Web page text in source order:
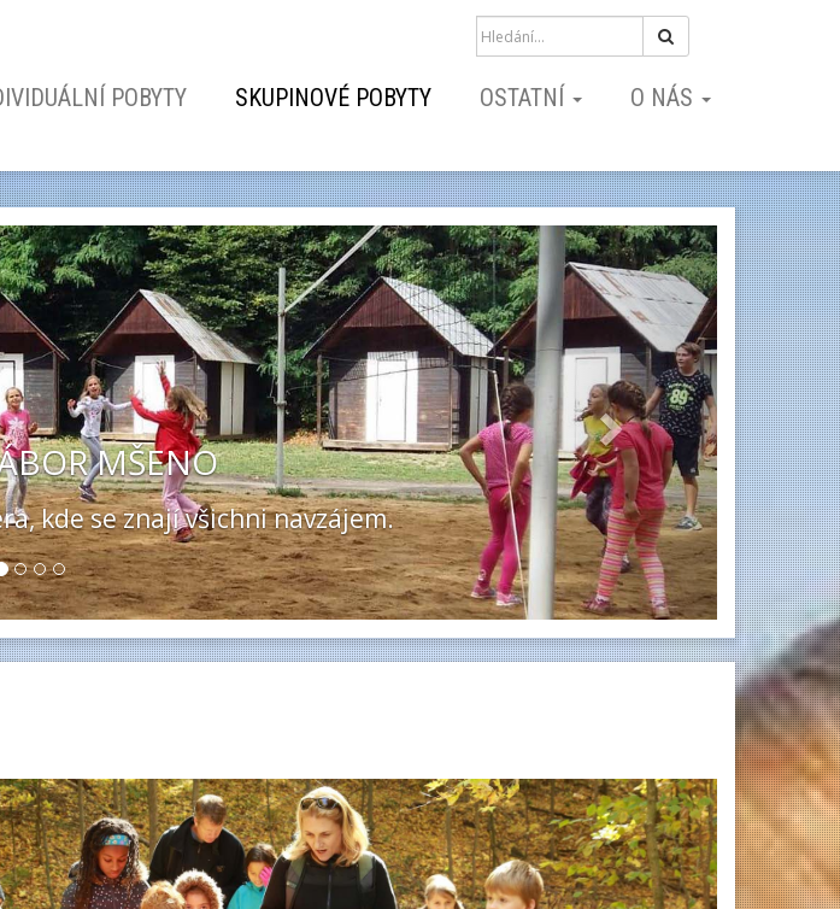
POBYTY SKUPINOVÉ POBYTY OSTATNÍ O NÁS
TÁBOR ČEPICE
co už je nebaví klasické tábory.
Next